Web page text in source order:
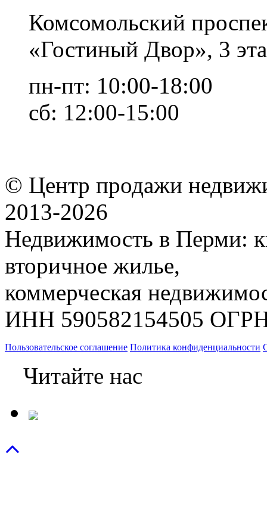
Комсомольский
«Гостиный Двор», 3
пн-пт: 10:00-18:00
сб: 12:00-15:00
© Центр продажи
2013-2026
Недвижимость в Перми:
вторичное жилье,
коммерческая
ИНН 590582154505
Пользовательское соглашение Политика конфиденциальности
Читайте нас